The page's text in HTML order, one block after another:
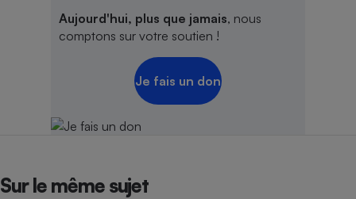
Aujourd'hui, plus que jamais, nous
comptons sur votre soutien !
Je fais un don
Sur le même sujet